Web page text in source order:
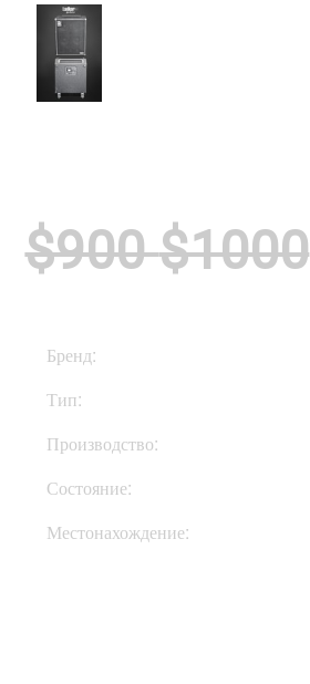
$900$1000
Бренд:
Тип:
Производство:
Состояние:
Местонахождение: